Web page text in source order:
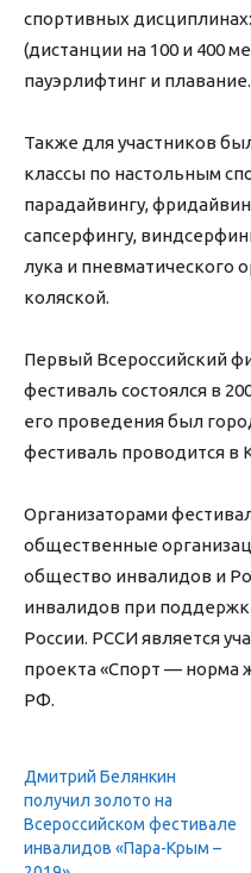
спортивных
(дистанции на 100 и 400
пауэрлифтинг и плавание.
Также для участников
классы по настольным
парадайвингу,
сапсерфингу,
лука и пневматического
коляской.
Первый Всероссийский
фестиваль состоялся в
его проведения был
фестиваль проводится в
Организаторами
общественные
общество инвалидов и
инвалидов при
России. РССИ является
проекта «Спорт — норма
РФ.
Дмитрий Белянкин
получил золото на
Всероссийском фестивале
инвалидов «Пара-Крым –